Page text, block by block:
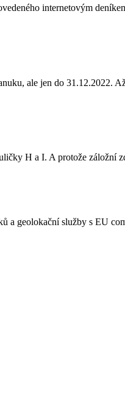
internetovým
ale jen do 31.12.2022.
H a I. A protože
a geolokační služby s EU